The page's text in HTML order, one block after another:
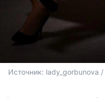
Источник: lady_gorbunova